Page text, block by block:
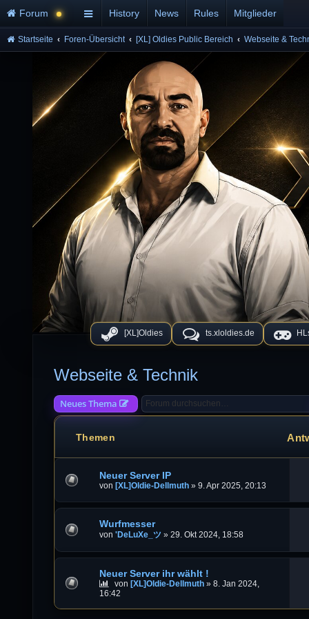
[XL]Oldies ts.xloldies.de
Forum History News Rules Mitglieder
Startseite Foren-Übersicht [XL] Oldies Public Bereich Webseite &
Webseite & Technik
Neues Thema
Themen
Neuer Server IP
von[XL]Oldie-Dellmuth »9. Apr 2025, 20:13
Wurfmesser
von'DeLuXe_ツ »29. Okt 2024, 18:58
Neuer Server ihr wählt !
von[XL]Oldie-Dellmuth »8. Jan 2024,
16:42